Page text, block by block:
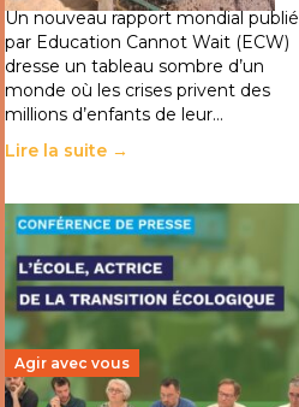
Un nouveau rapport mondial publié
par Education Cannot Wait (ECW)
dresse un tableau sombre d’un
monde où les crises privent des
millions d’enfants de leur…
Lire la suite →
Agir avec vous